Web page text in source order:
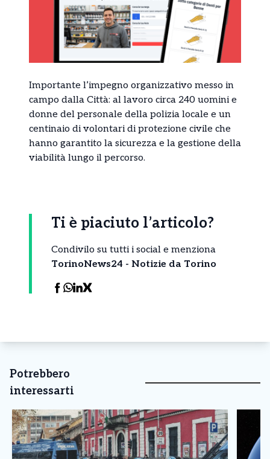
Importante l’impegno organizzativo messo in
campo dalla Città: al lavoro circa 240 uomini e
donne del personale della polizia locale e un
centinaio di volontari di protezione civile che
hanno garantito la sicurezza e la gestione della
viabilità lungo il percorso.
Ti è piaciuto l’articolo?
Condivilo su tutti i social e menziona
TorinoNews24 - Notizie da Torino
Potrebbero
interessarti